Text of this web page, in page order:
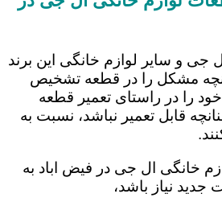
جی و سایر لوازم خانگی این برند
مشکل را در قطعه تشخیص
خود را در راستای تعمیر قطعه
قابل تعمیر نباشد، نسبت به
خانگی ال جی در فیض اباد به
نیاز باشد،